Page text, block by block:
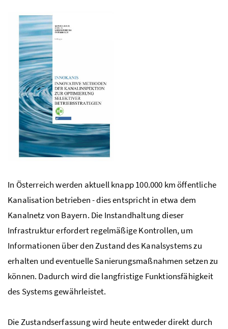
In Österreich werden aktuell knapp 100.000 kmöffentliche
Kanalisation betrieben - dies entspricht in etwa dem
Kanalnetz von Bayern. Die Instandhaltung dieser
Infrastruktur erfordert regelmäßige Kontrollen, um
Informationen über den Zustand des Kanalsystems zu
erhalten und eventuelle Sanierungsmaßnahmen setzen zu
können. Dadurch wird die langfristige Funktionsfähigkeit
des Systems gewährleistet.
Die Zustandserfassung wird heute entweder direkt durch